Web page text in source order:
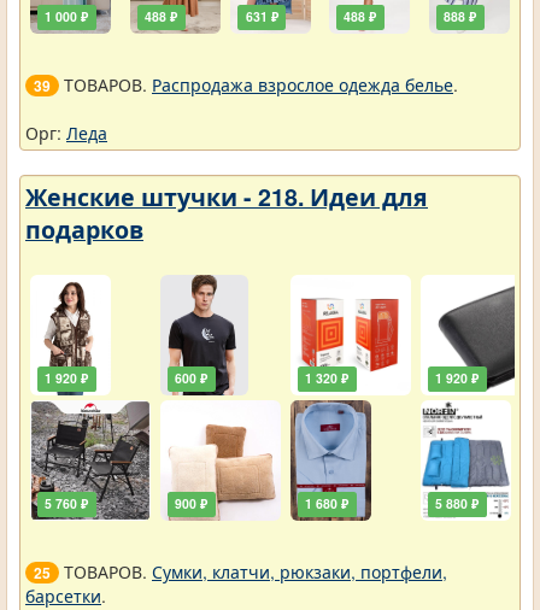
1 000 ₽ 488 ₽ 631 ₽ 488 ₽ 888 ₽
39 ТОВАРОВ. Распродажа взрослое одежда белье.
Орг: Леда
Женские штучки - 218. Идеи для
подарков
1 920 ₽
5 760 ₽
600 ₽
900 ₽
1 320 ₽
1 680 ₽
1 920 ₽
5 880 ₽
25 ТОВАРОВ. Сумки, клатчи, рюкзаки, портфели,
барсетки.